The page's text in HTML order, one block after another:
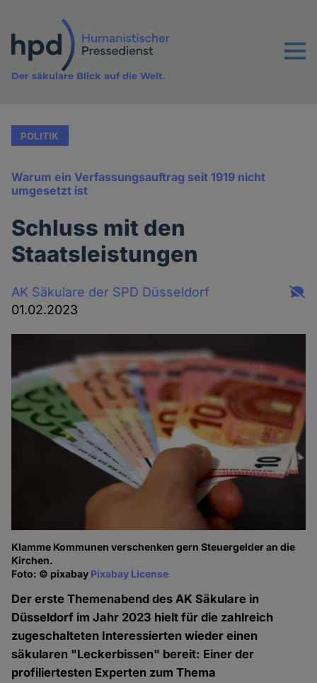
Inhalt
Menu
Der säkulare Blick auf die Welt.
POLITIK
Warum ein Verfassungsauftrag seit 1919 nicht
umgesetzt ist
Schluss mit den
Staatsleistungen
AK Säkulare der SPD Düsseldorf
01.02.2023
Klamme Kommunen verschenken gern Steuergelder an die
Kirchen.
Foto: © pixabay Pixabay License
Der erste Themenabend des AK Säkulare in
Düsseldorf im Jahr 2023 hielt für die zahlreich
zugeschalteten Interessierten wieder einen
säkularen "Leckerbissen" bereit: Einer der
profiliertesten Experten zum Thema